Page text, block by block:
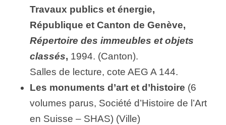
Travaux publics et énergie,
République et Canton de Genève,
Répertoire des immeubles et objets
classés, 1994. (Canton).
Salles de lecture, cote AEG A 144.
Les monuments d’art et d’histoire (6
volumes parus, Société d’Histoire de l’Art
en Suisse – SHAS) (Ville)